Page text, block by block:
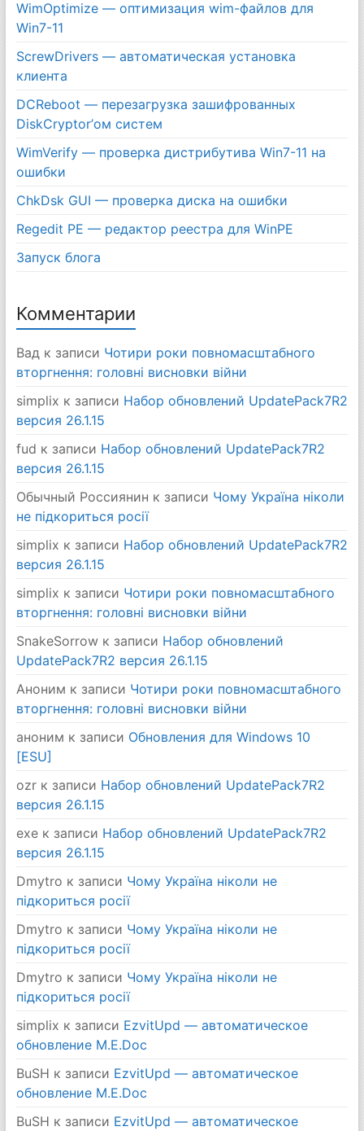
WimOptimize — оптимизация wim-файлов для
Win7-11
ScrewDrivers — автоматическая установка
клиента
DCReboot — перезагрузка зашифрованных
DiskCryptor’ом систем
WimVerify — проверка дистрибутива Win7-11 на
ошибки
ChkDsk GUI — проверка диска на ошибки
Regedit PE — редактор реестра для WinPE
Запуск блога
Комментарии
Вад к записи Чотири роки повномасштабного
вторгнення: головні висновки війни
simplix к записи Набор обновлений UpdatePack7R2
версия 26.1.15
fud к записи Набор обновлений UpdatePack7R2
версия 26.1.15
Обычный Россиянин к записи Чому Україна ніколи
не підкориться росії
simplix к записи Набор обновлений UpdatePack7R2
версия 26.1.15
simplix к записи Чотири роки повномасштабного
вторгнення: головні висновки війни
SnakeSorrowк записи Набор обновлений
UpdatePack7R2 версия 26.1.15
Аноним к записи Чотири роки повномасштабного
вторгнення: головні висновки війни
аноним к записи Обновления для Windows 10
[ESU]
ozrк записи Набор обновлений UpdatePack7R2
версия 26.1.15
exeк записи Набор обновлений UpdatePack7R2
версия 26.1.15
Dmytro к записи Чому Україна ніколи не
підкориться росії
Dmytro к записи Чому Україна ніколи не
підкориться росії
Dmytro к записи Чому Україна ніколи не
підкориться росії
simplix к записи EzvitUpd — автоматическое
обновление M.E.Doc
BuSH к записи EzvitUpd — автоматическое
обновление M.E.Doc
BuSH к записи EzvitUpd — автоматическое